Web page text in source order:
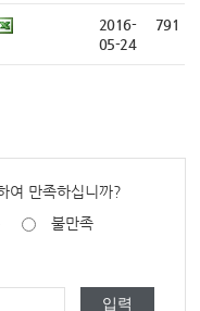
2016-
05-24
791
여 만족하십니까?
불만족